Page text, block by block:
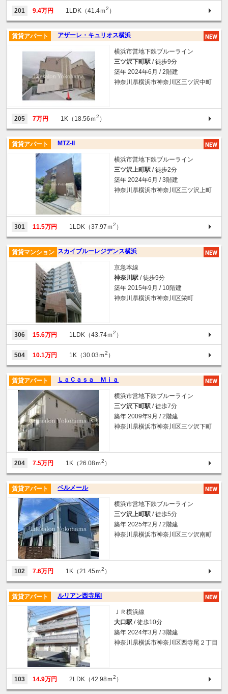
201 9.4万円 1LDK（41.4ｍ2 ）
アザーレ・キュリオス横浜
賃貸アパート
横浜市営地下鉄ブルーライン
三ツ沢下町駅 / 徒歩9分
築年 2024年6月 / 2階建
神奈川県横浜市神奈川区三ツ沢中町
205 7万円 1K（18.56ｍ2 ）
MTZ-II
賃貸アパート
横浜市営地下鉄ブルーライン
三ツ沢上町駅 / 徒歩2分
築年 2024年6月 / 3階建
神奈川県横浜市神奈川区三ツ沢上町
301 11.5万円 1LDK（37.97ｍ2 ）
スカイブルーレジデンス横浜
賃貸マンション
京急本線
神奈川駅 / 徒歩9分
築年 2015年9月 / 10階建
神奈川県横浜市神奈川区栄町
306 15.6万円 1LDK（43.74ｍ2 ）
504 10.1万円 1K（30.03ｍ2 ）
ＬａＣａｓａ Ｍｉａ
賃貸アパート
横浜市営地下鉄ブルーライン
三ツ沢下町駅 / 徒歩7分
築年 2009年9月 / 2階建
神奈川県横浜市神奈川区三ツ沢下町
204 7.5万円 1K（26.08ｍ2 ）
ベルメール
賃貸アパート
横浜市営地下鉄ブルーライン
三ツ沢上町駅 / 徒歩5分
築年 2025年2月 / 2階建
神奈川県横浜市神奈川区三ツ沢南町
102 7.6万円 1K（21.45ｍ2 ）
ルリアン西寺尾I
賃貸アパート
ＪＲ横浜線
大口駅 / 徒歩10分
築年 2024年3月 / 3階建
神奈川県横浜市神奈川区西寺尾２丁目
103 14.9万円 2LDK（42.98ｍ2 ）